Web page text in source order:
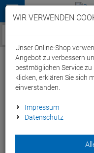
Menü
Arena Unisex
grey heather
Herstellernummer: 005447
WIR VERWENDEN
Unser Online-Shop
Angebot zu verbessern
bestmöglichen Service
klicken, erklären Sie sich
einverstanden.
Impressum
Datenschutz